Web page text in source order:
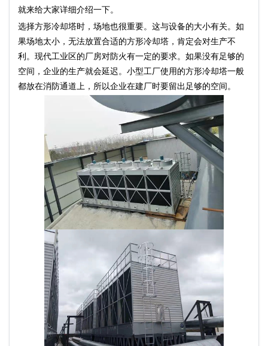
就来给大家详细介绍一下。
选择方形冷却塔时，场地也很重要。这与设备的大小有关。如
果场地太小，无法放置合适的方形冷却塔 ，肯定会对生产不
利。现代工业区的厂房对防火有一定的要求。如果没有足够的
空间，企业的生产就会延迟。小型工厂使用的方形冷却塔一般
都放在消防通道上，所以企业在建厂时要留出足够的空间。